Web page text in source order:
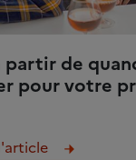
partir de
pour votre